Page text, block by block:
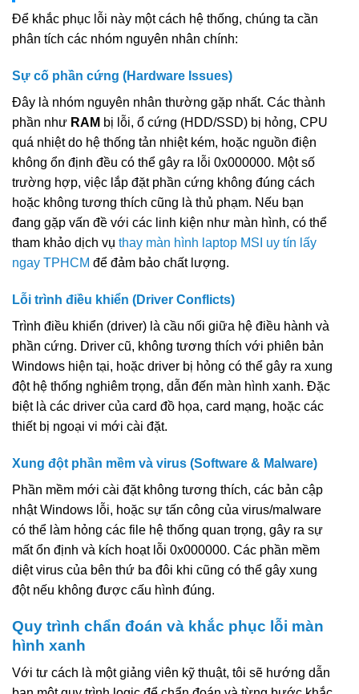
Để khắc phục lỗi này một cách hệ thống, chúng ta cần
phân tích các nhóm nguyên nhân chính:
Sự cố phần cứng (Hardware Issues)
Đây là nhóm nguyên nhân thường gặp nhất. Các thành
phần như RAM bị lỗi, ổ cứng (HDD/SSD) bị hỏng, CPU
quá nhiệt do hệ thống tản nhiệt kém, hoặc nguồn điện
không ổn định đều có thể gây ra lỗi 0x000000. Một số
trường hợp, việc lắp đặt phần cứng không đúng cách
hoặc không tương thích cũng là thủ phạm. Nếu bạn
đang gặp vấn đề với các linh kiện như màn hình, có thể
tham khảo dịch vụ thay màn hình laptop MSI uy tín lấy
ngay TPHCM để đảm bảo chất lượng.
Lỗi trình điều khiển (Driver Conflicts)
Trình điều khiển (driver) là cầu nối giữa hệ điều hành và
phần cứng. Driver cũ, không tương thích với phiên bản
Windows hiện tại, hoặc driver bị hỏng có thể gây ra xung
đột hệ thống nghiêm trọng, dẫn đến màn hình xanh. Đặc
biệt là các driver của card đồ họa, card mạng, hoặc các
thiết bị ngoại vi mới cài đặt.
Xung đột phần mềm và virus (Software & Malware)
Phần mềm mới cài đặt không tương thích, các bản cập
nhật Windows lỗi, hoặc sự tấn công của virus/malware
có thể làm hỏng các file hệ thống quan trọng, gây ra sự
mất ổn định và kích hoạt lỗi 0x000000. Các phần mềm
diệt virus của bên thứ ba đôi khi cũng có thể gây xung
đột nếu không được cấu hình đúng.
Quy trình chẩn đoán và khắc phục lỗi màn
hình xanh
Với tư cách là một giảng viên kỹ thuật, tôi sẽ hướng dẫn